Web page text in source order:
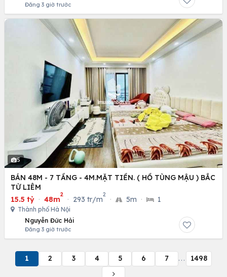
Đăng 3 giờ trước
5
BÁN 48M - 7 TẦNG - 4M.MẶT TIỀN. ( HỒ TÙNG MẬU ) BẮC
TỪ LIÊM
15.5 tỷ · 48m
2
· 293 tr/m
2
· 5m · 1
Thành phố Hà Nội
Nguyễn Đức Hải
Đăng 3 giờ trước
1 2 3 4 5 6 7 ... 1498